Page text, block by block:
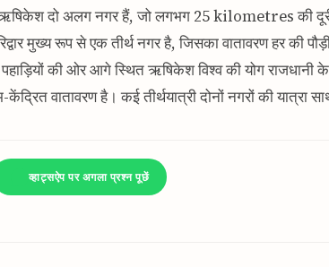
ऋषिकेश दो अलग नगर हैं, जो लगभग 25 kilometres की
मुख्य रूप से एक तीर्थ नगर है, जिसका वातावरण हर की
की ओर आगे स्थित ऋषिकेश विश्व की योग राजधानी
वातावरण है। कई तीर्थयात्री दोनों नगरों की यात्रा
व्हाट्सऐप पर अगला प्रश्न पूछें